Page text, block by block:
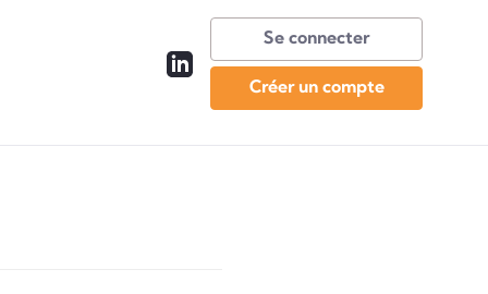
Se connecter
Créer un compte